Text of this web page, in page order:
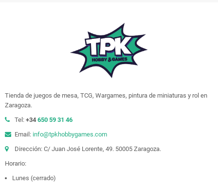
Tienda de juegos de mesa, TCG, Wargames, pintura de miniaturas y rol en
Zaragoza.
Tel: +34 650 59 31 46
Email: info@tpkhobbygames.com
Dirección: C/ Juan José Lorente, 49. 50005 Zaragoza.
Horario:
Lunes (cerrado)